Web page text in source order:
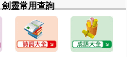
劍靈常用查詢